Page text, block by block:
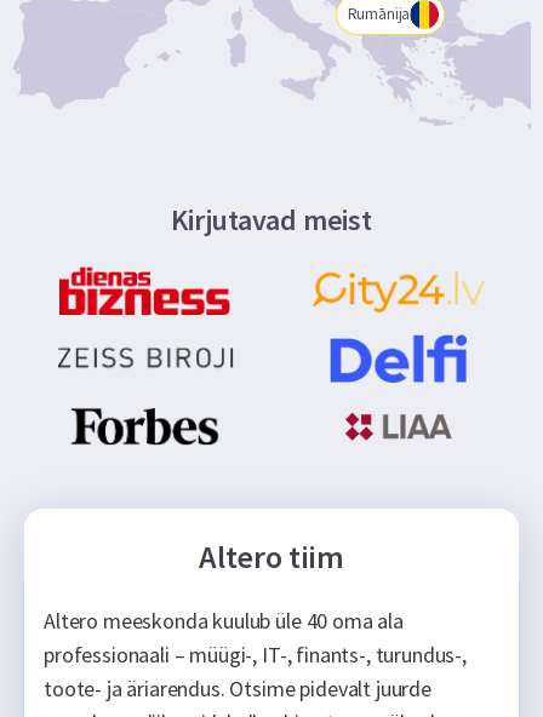
Rumānija
Kirjutavad meist
Altero tiim
Altero meeskonda kuulub üle 40 oma ala
professionaali – müügi-, IT-, finants-, turundus-,
toote- ja äriarendus. Otsime pidevalt juurde